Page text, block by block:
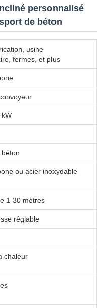
personnalisé
de béton
usine
fermes, et plus
ou acier inoxydable
1-30 mètres
réglable
chaleur